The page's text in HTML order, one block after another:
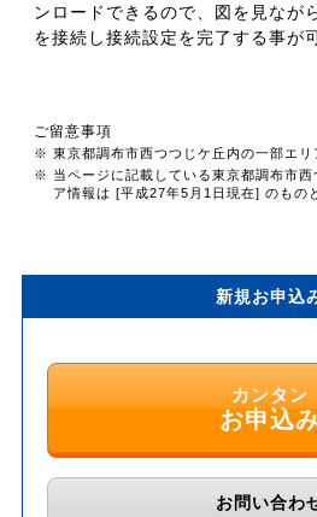
ンロードできるので、図を見なが
を接続し接続設定を完了する事が
ご留意事項
※ 東京都調布市西つつじケ丘内の一部エリ
※ 当ページに記載している東京都調布市西
ア情報は [平成27年5月1日現在] のもの
新規お申込
カンタン
お申込
お問い合わ